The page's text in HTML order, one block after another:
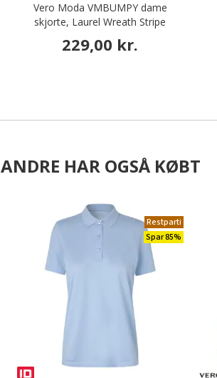
Vero Moda VMBUMPY dame
skjorte, Laurel Wreath Stripe
229,00 kr.
ANDRE HAR OGSÅ KØBT
Restparti
Spar 85%